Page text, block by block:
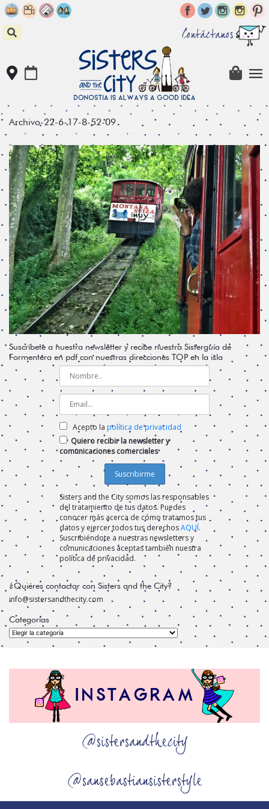
Skip
to
content
Contáctanos
Archivo-22-6-17-8-52-09
Suscríbete a nuestra newsletter y recibe nuestra Sisterguía de
Formentera en pdf con nuestras direcciones TOP en la isla
Acepto la política de privacidad
Quiero recibir la newsletter y
comunicaciones comerciales
Sisters and the City somos las responsables
del tratamiento de tus datos. Puedes
conocer más acerca de cómo tratamos tus
datos y ejercer todos tus derechosAQUÍ.
Suscribiéndote a nuestras newsletters y
comunicaciones aceptas también nuestra
política de privacidad.
¿Quiéres contactar con Sisters and the City?
info@sistersandthecity.com
Categorías
Categorías
@sistersandthecity
@sansebastiansisterstyle